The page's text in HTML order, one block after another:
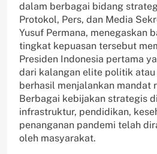
dalam berbagai bidang
Protokol, Pers, dan Media
Yusuf Permana, menegaskan
tingkat kepuasan tersebut
Presiden Indonesia pertama
dari kalangan elite politik
berhasil menjalankan mandat
Berbagai kebijakan strategis
infrastruktur, pendidikan,
penanganan pandemi telah
oleh masyarakat.